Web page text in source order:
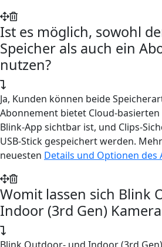
Ist es möglich, sowohl
Speicher als auch ein
nutzen?
Ja, Kunden können beide
Abonnement bietet Cloud-basierten
Blink-App sichtbar ist, und Clips-
USB-Stick gespeichert werden.
neuesten Details und Optionen des
Womit lassen sich Blink
Indoor (3rd Gen)